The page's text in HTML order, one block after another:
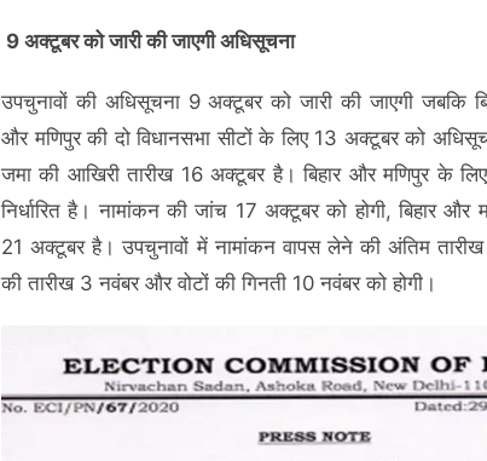
9 अक्टूबर को जारी की जाएगी अधिसूचना
उपचुनावों की अधिसूचना 9 अक्टूबर को जारी की जाएगी जबकि
और मणिपुर की दो विधानसभा सीटों के लिए 13 अक्टूबर को
जमा की आखिरी तारीख 16 अक्टूबर है। बिहार और मणिपुर के
निर्धारित है। नामांकन की जांच 17 अक्टूबर को होगी, बिहार और
21 अक्टूबर है। उपचुनावों में नामांकन वापस लेने की अंतिम
की तारीख 3 नवंबर और वोटों की गिनती 10 नवंबर को होगी।